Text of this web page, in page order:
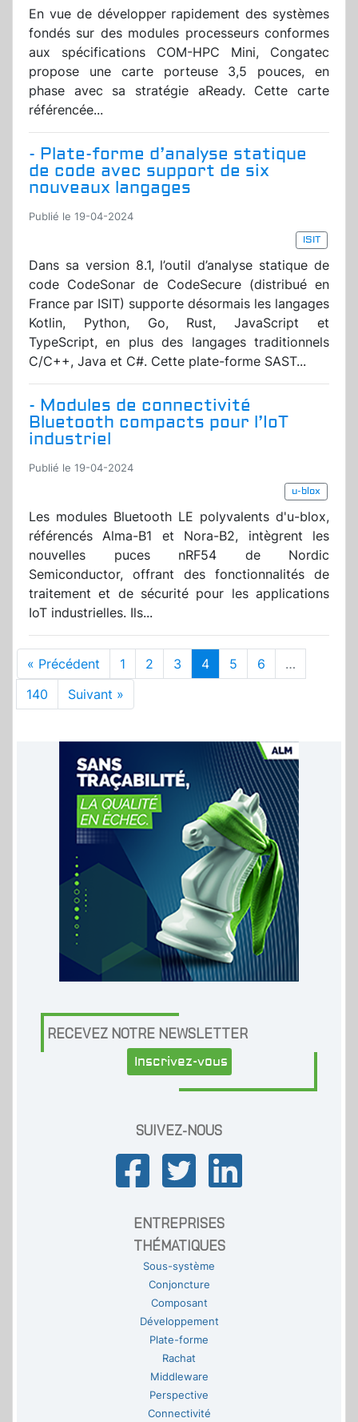
En vue de développer rapidement des systèmes
fondés sur des modules processeurs conformes
aux spécifications COM-HPC Mini, Congatec
propose une carte porteuse 3,5 pouces, en
phase avec sa stratégie aReady. Cette carte
référencée...
- Plate-forme d’analyse statique
de code avec support de six
nouveaux langages
Publié le 19-04-2024
ISIT
Dans sa version 8.1, l’outil d’analyse statique de
code CodeSonar de CodeSecure (distribué en
France par ISIT) supporte désormais les langages
Kotlin, Python, Go, Rust, JavaScript et
TypeScript, en plus des langages traditionnels
C/C++, Java et C#. Cette plate-forme SAST...
- Modules de connectivité
Bluetooth compacts pour l’IoT
industriel
Publié le 19-04-2024
u-blox
Les modules Bluetooth LE polyvalents d'u-blox,
référencés Alma-B1 et Nora-B2, intègrent les
nouvelles puces nRF54 de Nordic
Semiconductor, offrant des fonctionnalités de
traitement et de sécurité pour les applications
IoT industrielles. Ils...
« Précédent 1 2 3 4 5 6
…
140
Suivant »
RECEVEZ NOTRE NEWSLETTER
Inscrivez-vous
SUIVEZ-NOUS
ENTREPRISES
THÉMATIQUES
Sous-système
Conjoncture
Composant
Développement
Plate-forme
Rachat
Middleware
Perspective
Connectivité